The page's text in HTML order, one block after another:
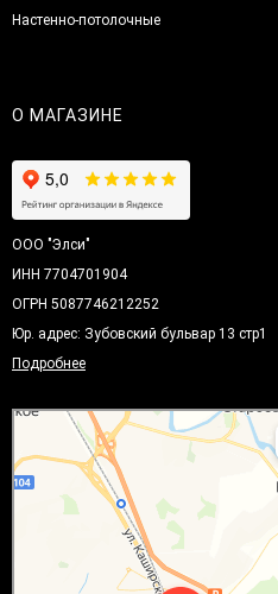
Настенно-потолочные
О МАГАЗИНЕ
ООО "Элси"
ИНН 7704701904
ОГРН 5087746212252
Юр. адрес: Зубовский бульвар 13 стр1
Подробнее